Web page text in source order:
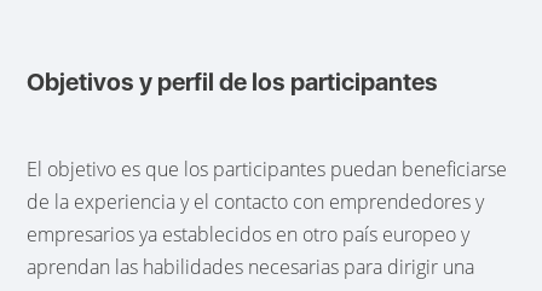
Objetivos y perfil de los participantes
El objetivo es que los participantes puedan beneficiarse
de la experiencia y el contacto con emprendedores y
empresarios ya establecidos en otro país europeo y
aprendan las habilidades necesarias para dirigir una